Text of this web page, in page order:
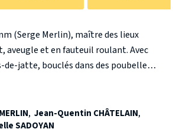
(Serge Merlin), maître des lieux
aveugle et en fauteuil roulant. Avec
de-jatte, bouclés dans des poubelles,
intermittences, et Clov (Jean-
domestique, peut-être un fils
quelque chose a changé : ça va
, Jean-Quentin CHÂTELAIN,
SADOYAN